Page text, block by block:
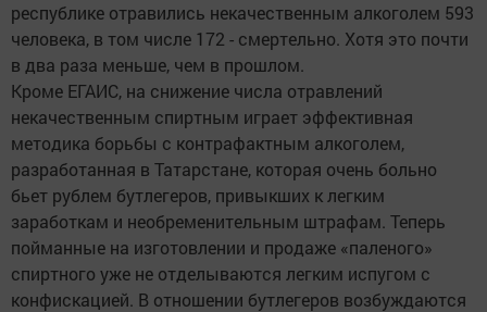
республике отравились некачественным алкоголем 593
человека, в том числе 172 - смертельно. Хотя это почти
в два раза меньше, чем в прошлом.
Кроме ЕГАИС, на снижение числа отравлений
некачественным спиртным играет эффективная
методика борьбы с контрафактным алкоголем,
разработанная в Татарстане, которая очень больно
бьет рублем бутлегеров, привыкших к легким
заработкам и необременительным штрафам. Теперь
пойманные на изготовлении и продаже «паленого»
спиртного уже не отделываются легким испугом с
конфискацией. В отношении бутлегеров возбуждаются